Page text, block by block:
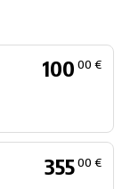
100 00 €
35500 €